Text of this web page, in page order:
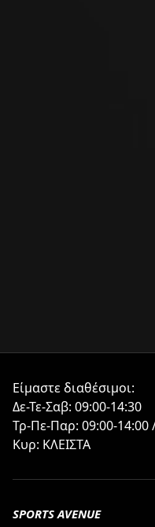
Είμαστε διαθέσιμοι:
Δε-Τε-Σαβ: 09:00-14:30
Τρ-Πε-Παρ: 09:00-14:00
Κυρ: ΚΛΕΙΣΤΑ
SPORTS AVENUE